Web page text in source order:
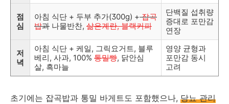
점
심
아침 식단 + 두부 추가(300g) + 잡곡
밥과 나물반찬, 삶은계란, 블랙커피
단백질 섭취량
증대로 포만감
연장
저
녁
아침 식단 + 케일, 그릭요거트, 블루
베리, 사과, 100% 통밀빵, 닭안심
살, 흑마늘
영양 균형과
포만감 동시
고려
초기에는 잡곡밥과 통밀 바게트도 포함했으나, 당뇨 관리